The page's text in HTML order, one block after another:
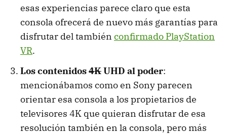
esas experiencias parece claro que esta
consola ofrecerá de nuevo más garantías para
disfrutar del también confirmado PlayStation
VR.
Los contenidos4KUHD al poder:
mencionábamos como en Sony parecen
orientar esa consola a los propietarios de
televisores 4K que quieran disfrutar de esa
resolución también en la consola, pero más